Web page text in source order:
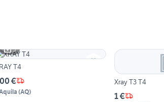
5
T4
€
(AQ)
Xray T3 T4
1 €